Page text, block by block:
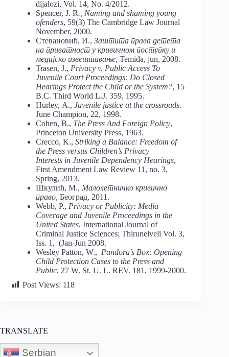
dijalozi, Vol. 14, No. 4/2012.
Spencer, J. R., Naming and shaming young
ofenders, 59(3) The Cambridge Law Journal
November, 2000.
Стевановић, И., Заштита права детета
на приватност у кривичном поступку и
медијско извештавање, Temida, jun, 2008.
Trasen, Ј., Privacy v. Public Access To
Juvenile Court Proceedings: Do Closed
Hearings Protect the Child or the System?, 15
B.C. Third World L.J. 359, 1995.
Hurley, А., Juvenile justice at the crossroads.
June Champion, 22, 1998.
Cohen, B., The Press And Foreign Policy,
Princeton University Press, 1963.
Crecco, K., Striking a Balance: Freedom of
the Press versus Children’s Privacy
Interests in Juvenile Dependency Hearings,
First Amendment Law Review 11, no. 3,
Spring, 2013.
Шкулић, М., Малолетничко кривично
право, Београд, 2011.
Webb, P., Privacy or Publicity: Media
Coverage and Juvenile Proceedings in the
United States, International Journal of
Criminal Justice Sciences; Thirunelveli Vol. 3,
Iss. 1, (Jan-Jun 2008.
Wesley Patton, W., Pandora’s Box: Opening
Child Protection Cases to the Press and
Public, 27 W. St. U. L. REV. 181, 1999-2000.
Post Views: 118
TRANSLATE
Serbian